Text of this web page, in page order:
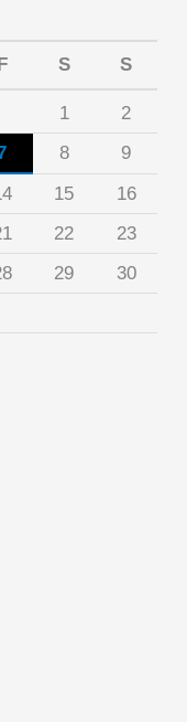
S S
1
2
8
9
15
16
22
23
29
30